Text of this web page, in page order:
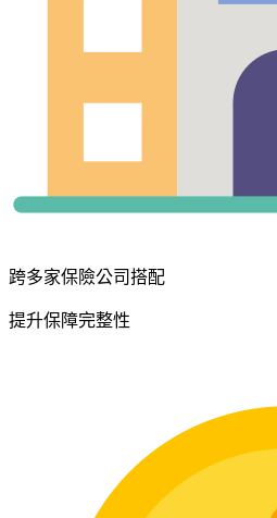
跨多家保險公司搭配
提升保障完整性